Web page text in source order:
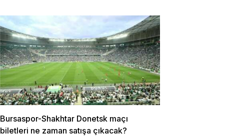
Bursaspor-Shakhtar Donetsk maçı
biletleri ne zaman satışa çıkacak?